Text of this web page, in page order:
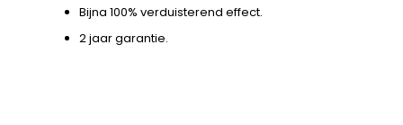
Bijna 100% verduisterend effect.
2 jaar garantie.